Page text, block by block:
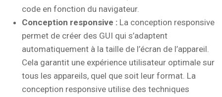
code en fonction du navigateur.
Conception responsive : La conception responsive
permet de créer des GUI qui s’adaptent
automatiquement à la taille de l’écran de l’appareil.
Cela garantit une expérience utilisateur optimale sur
tous les appareils, quel que soit leur format. La
conception responsive utilise des techniques